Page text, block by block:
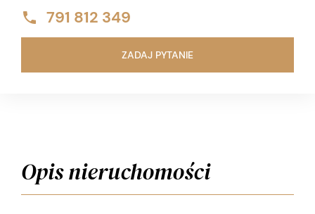
791 812 349
ZADAJ PYTANIE
Opis nieruchomości